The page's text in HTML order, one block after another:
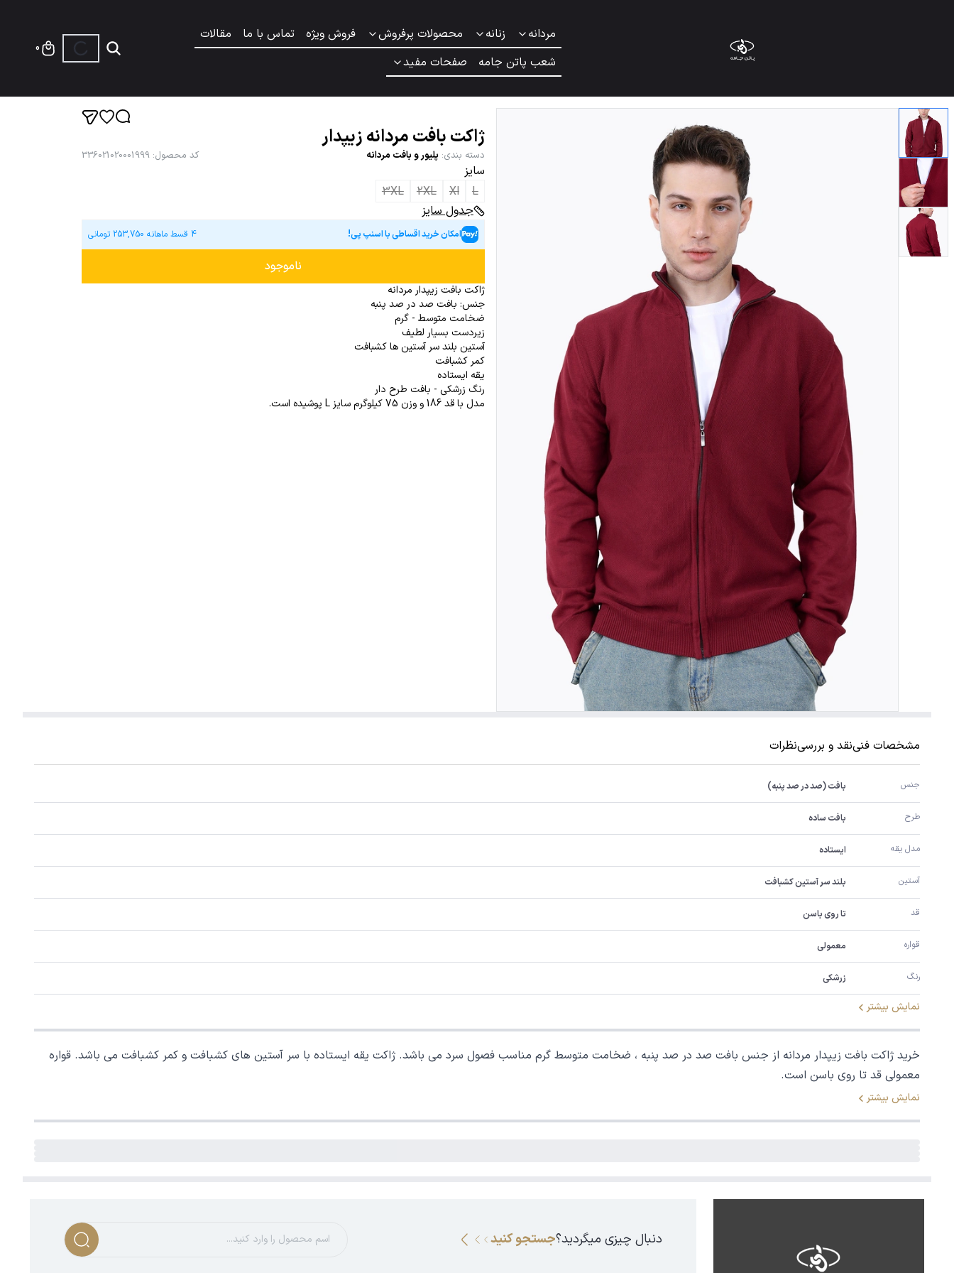
مردانه زنانه محصولات پرفروش فروش ویژه تماس با ما
مقالات
شعب پاتن جامه
صفحات مفید
0
ژاکت بافت مردانه زیپدار
دسته بندی: پلیور و بافت مردانه کد محصول:
336021020001999
سایز
L
Xl
2XL
3XL
جدول سایز
امکان خرید اقساطی با اسنپ پی! 4 قسط ماهانه 253,750 تومانی
ناموجود
ژاکت بافت زیپدار مردانه
جنس: بافت صد در صد پنبه
ضخامت متوسط - گرم
زیردست بسیار لطیف
آستین بلند سر آستین ها کشبافت
کمر کشبافت
یقه ایستاده
رنگ زرشکی - بافت طرح دار
مدل با قد 186 و وزن 75 کیلوگرم سایز L پوشیده است.
مشخصات فنینقد و بررسینظرات
جنس بافت (صد در صد پنبه)
طرح بافت ساده
مدل یقه ایستاده
آستین بلند سر آستین کشبافت
قد تا روی باسن
قواره معمولی
رنگ زرشکی
نمایش بیشتر
خرید ژاکت بافت زیپدار مردانه از جنس بافت صد در صد پنبه ، ضخامت متوسط گرم مناسب فصول سرد می باشد. ژاکت یقه ایستاده با سر آستین های کشبافت و کمر کشبافت می باشد. قواره
معمولی قد تا روی باسن است.
نمایش بیشتر
دنبال چیزی میگردید؟جستجو کنید